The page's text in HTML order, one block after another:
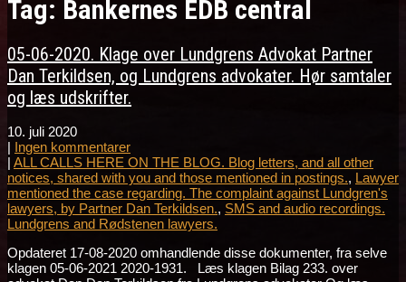
Tag: Bankernes EDB central
05-06-2020. Klage over Lundgrens Advokat Partner
Dan Terkildsen, og Lundgrens advokater. Hør samtaler
og læs udskrifter.
10. juli 2020
| Ingen kommentarer
| ALL CALLS HERE ON THE BLOG. Blog letters, and all other
notices, shared with you and those mentioned in postings., Lawyer
mentioned the case regarding. The complaint against Lundgren's
lawyers, by Partner Dan Terkildsen., SMS and audio recordings.
Lundgrens and Rødstenen lawyers.
Opdateret 17-08-2020 omhandlende disse dokumenter, fra selve
klagen 05-06-2021 2020-1931. Læs klagen Bilag 233. over